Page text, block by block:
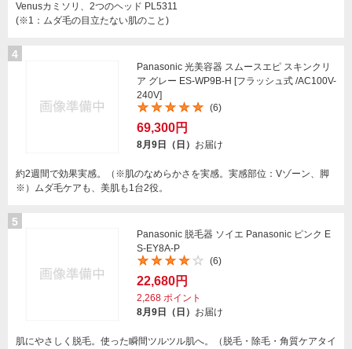
Venusカミソリ、2つのヘッド PL5311
(※1：ムダ毛の目立たない肌のこと)
4
Panasonic 光美容器 スムースエピ スキンクリ
ア グレー ES-WP9B-H [フラッシュ式 /AC100V-
240V]
(6)
69,300円
8月9日（日） お届け
約2週間で効果実感。（※肌のなめらかさを実感。実感部位：Vゾーン、脚
※）ムダ毛ケアも、美肌も1台2役。
5
Panasonic 脱毛器 ソイエ Panasonic ピンク E
S-EY8A-P
(6)
22,680円
2,268 ポイント
8月9日（日） お届け
肌にやさしく脱毛。使った瞬間ツルツル肌へ。（脱毛・除毛・角質ケアタイ